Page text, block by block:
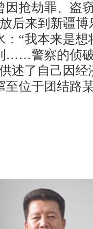
抢劫罪、盗
后来到新疆
：“我本来是
……警察的侦
了自己因经
至位于团结路